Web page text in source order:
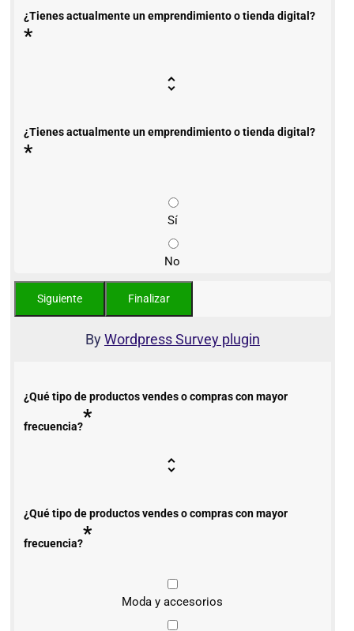
¿Tienes actualmente un emprendimiento o tienda digital?
*
¿Tienes actualmente un emprendimiento o tienda digital?
*
Sí
No
ByWordpress Survey plugin
¿Qué tipo de productos vendes o compras con mayor
frecuencia?*
¿Qué tipo de productos vendes o compras con mayor
frecuencia?*
Moda y accesorios